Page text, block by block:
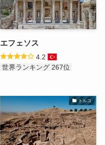
エフェソス
4.2
世界ランキング 267位
トルコ